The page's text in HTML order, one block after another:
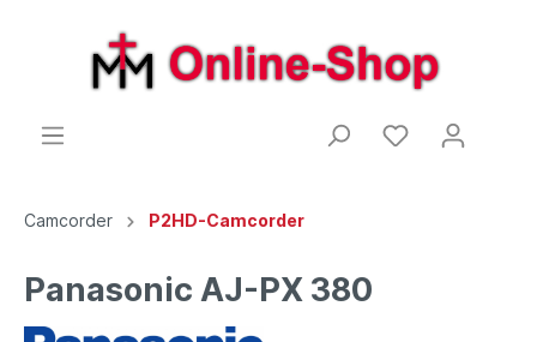
Camcorder P2HD-Camcorder
Panasonic AJ-PX 380